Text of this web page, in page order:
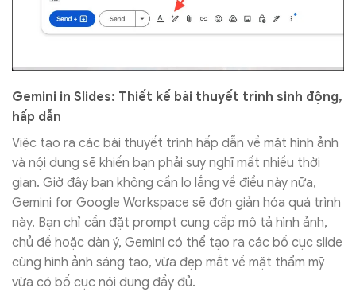
Gemini in Slides: Thiết kế bài thuyết trình sinh động,
hấp dẫn
Việc tạo ra các bài thuyết trình hấp dẫn về mặt hình ảnh
và nội dung sẽ khiến bạn phải suy nghĩ mất nhiều thời
gian. Giờ đây bạn không cần lo lắng về điều này nữa,
Gemini for Google Workspace sẽ đơn giản hóa quá trình
này. Bạn chỉ cần đặt prompt cung cấp mô tả hình ảnh,
chủ đề hoặc dàn ý, Gemini có thể tạo ra các bố cục slide
cùng hình ảnh sáng tạo, vừa đẹp mắt về mặt thẩm mỹ
vừa có bố cục nội dung đầy đủ.